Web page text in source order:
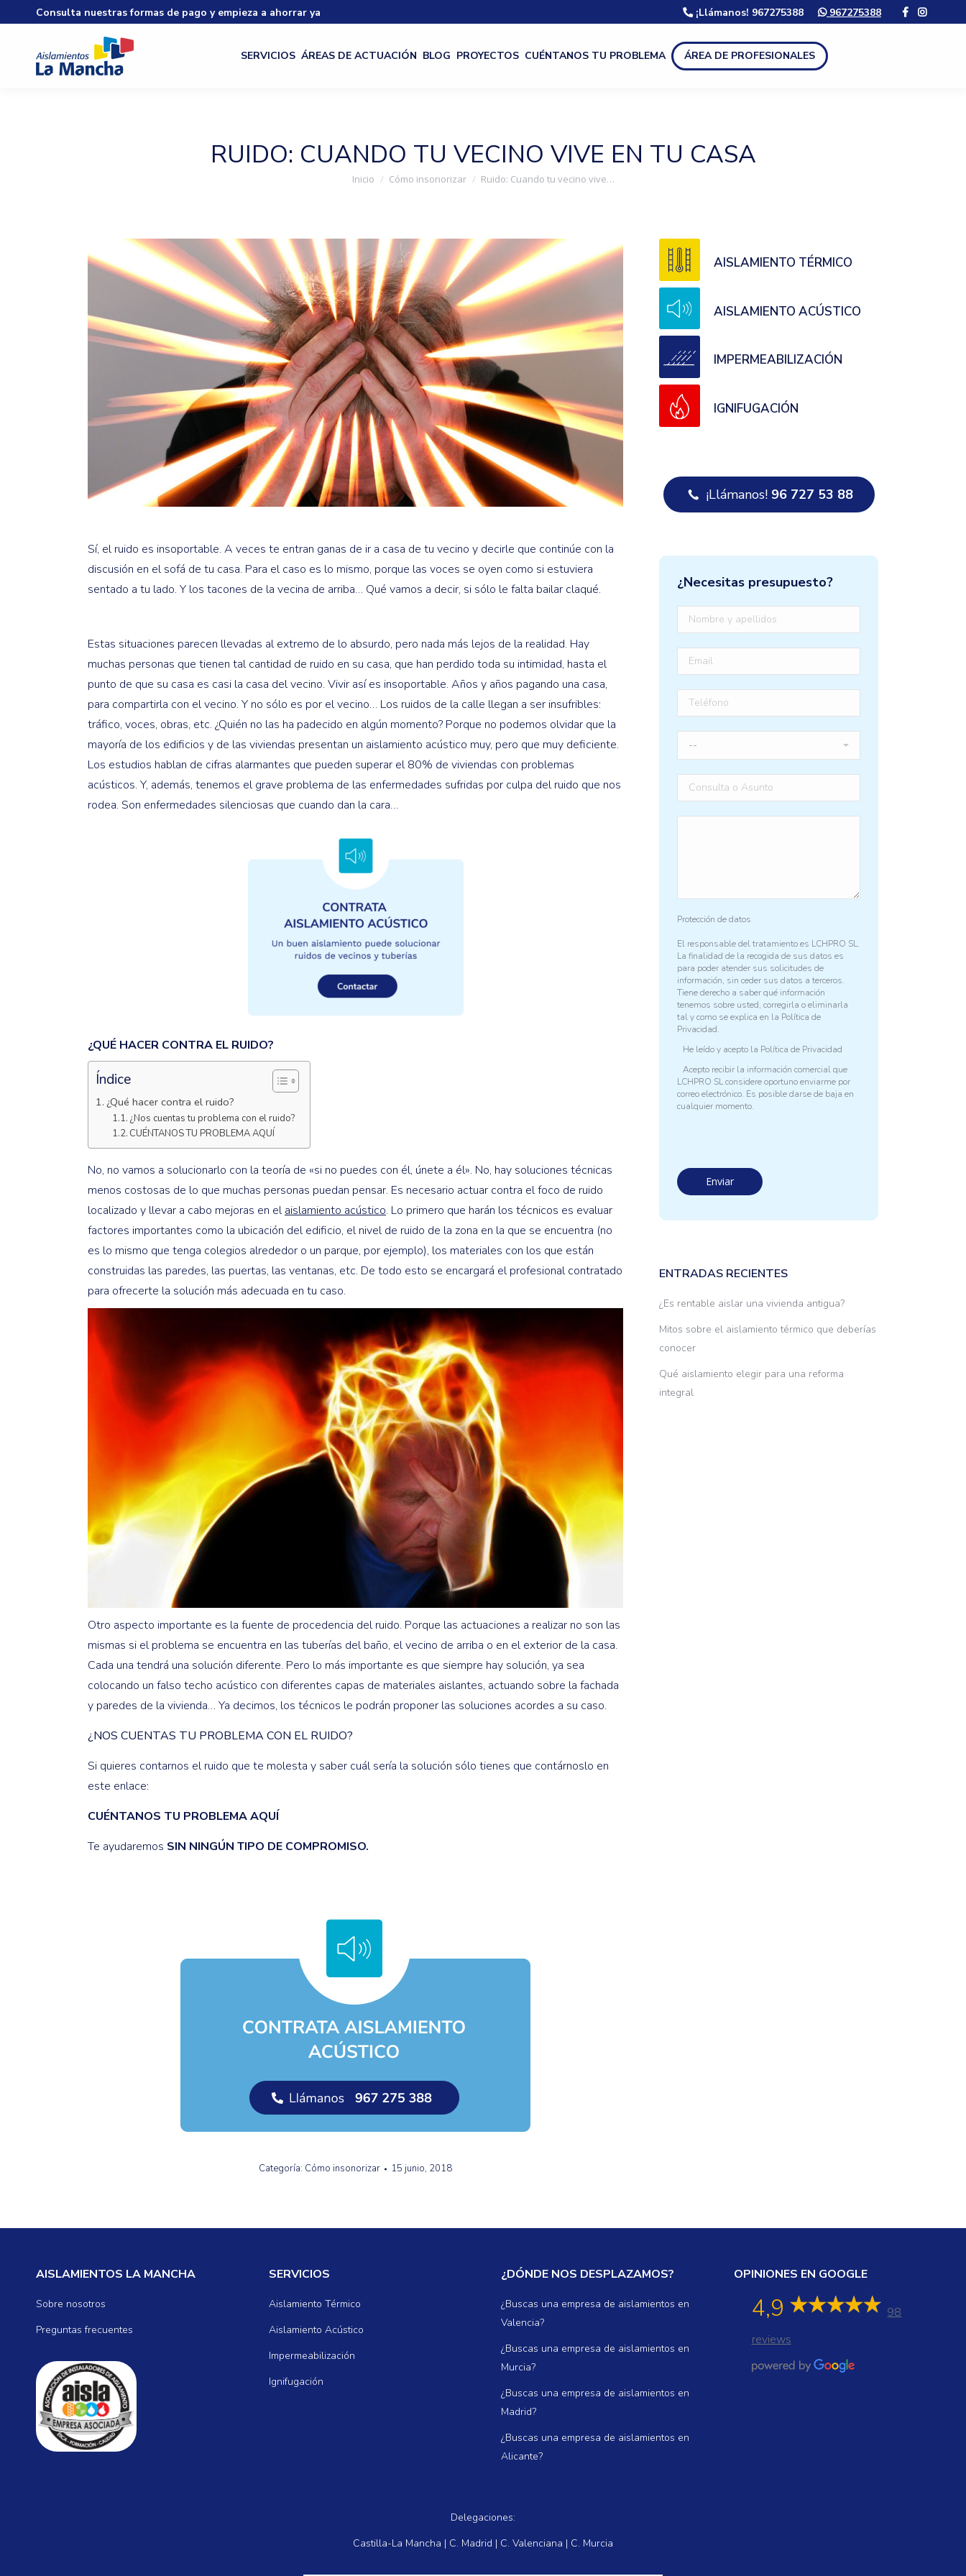
Consulta nuestras formas de pago y empieza a ahorrar ya ¡Llámanos! 967275388 967275388
SERVICIOS ÁREAS DE ACTUACIÓN BLOG PROYECTOS CUÉNTANOS TU PROBLEMA ÁREA DE PROFESIONALES
RUIDO: CUANDO TU VECINO VIVE EN TU CASA
Estás aquí:
Inicio Cómo insonorizar Ruido: Cuando tu vecino vive…
Sí, el ruido es insoportable. A veces te entran ganas de ir a casa de tu vecino y decirle que continúe con la
discusión en el sofá de tu casa. Para el caso es lo mismo, porque las voces se oyen como si estuviera
sentado a tu lado. Y los tacones de la vecina de arriba… Qué vamos a decir, si sólo le falta bailar claqué.
Estas situaciones parecen llevadas al extremo de lo absurdo, pero nada más lejos de la realidad. Hay
muchas personas que tienen tal cantidad de ruido en su casa, que han perdido toda su intimidad, hasta el
punto de que su casa es casi la casa del vecino. Vivir así es insoportable. Años y años pagando una casa,
para compartirla con el vecino. Y no sólo es por el vecino… Los ruidos de la calle llegan a ser insufribles:
tráfico, voces, obras, etc. ¿Quién no las ha padecido en algún momento? Porque no podemos olvidar que la
mayoría de los edificios y de las viviendas presentan un aislamiento acústico muy, pero que muy deficiente.
Los estudios hablan de cifras alarmantes que pueden superar el 80% de viviendas con problemas
acústicos. Y, además, tenemos el grave problema de las enfermedades sufridas por culpa del ruido que nos
rodea. Son enfermedades silenciosas que cuando dan la cara…
¿QUÉ HACER CONTRA EL RUIDO?
Índice
¿Qué hacer contra el ruido?
¿Nos cuentas tu problema con el ruido?
CUÉNTANOS TU PROBLEMA AQUÍ
No, no vamos a solucionarlo con la teoría de «si no puedes con él, únete a él». No, hay soluciones técnicas
menos costosas de lo que muchas personas puedan pensar. Es necesario actuar contra el foco de ruido
localizado y llevar a cabo mejoras en elaislamiento acústico. Lo primero que harán los técnicos es evaluar
factores importantes como la ubicación del edificio, el nivel de ruido de la zona en la que se encuentra (no
es lo mismo que tenga colegios alrededor o un parque, por ejemplo), los materiales con los que están
construidas las paredes, las puertas, las ventanas, etc. De todo esto se encargará el profesional contratado
para ofrecerte la solución más adecuada en tu caso.
Otro aspecto importante es la fuente de procedencia del ruido. Porque las actuaciones a realizar no son las
mismas si el problema se encuentra en las tuberías del baño, el vecino de arriba o en el exterior de la casa.
Cada una tendrá una solución diferente. Pero lo más importante es que siempre hay solución, ya sea
colocando un falso techo acústico con diferentes capas de materiales aislantes, actuando sobre la fachada
y paredes de la vivienda… Ya decimos, los técnicos le podrán proponer las soluciones acordes a su caso.
¿NOS CUENTAS TU PROBLEMA CON EL RUIDO?
Si quieres contarnos el ruido que te molesta y saber cuál sería la solución sólo tienes que contárnoslo en
este enlace:
CUÉNTANOS TU PROBLEMA AQUÍ
Te ayudaremos SIN NINGÚN TIPO DE COMPROMISO.
Categoría: Cómo insonorizar 15 junio, 2018
AISLAMIENTO TÉRMICO
AISLAMIENTO ACÚSTICO
IMPERMEABILIZACIÓN
IGNIFUGACIÓN
¡Llámanos! 96 727 53 88
¿Necesitas presupuesto?
Protección de datos
El responsable del tratamiento es LCHPRO SL.
La finalidad de la recogida de sus datos es
para poder atender sus solicitudes de
información, sin ceder sus datos a terceros.
Tiene derecho a saber qué información
tenemos sobre usted, corregirla o eliminarla
tal y como se explica en la Política de
Privacidad.
He leído y acepto la Política de Privacidad
Acepto recibir la información comercial que
LCHPRO SL considere oportuno enviarme por
correo electrónico. Es posible darse de baja en
cualquier momento.
ENTRADAS RECIENTES
¿Es rentable aislar una vivienda antigua?
Mitos sobre el aislamiento térmico que deberías
conocer
Qué aislamiento elegir para una reforma
integral
AISLAMIENTOS LA MANCHA
Sobre nosotros
Preguntas frecuentes
SERVICIOS
Aislamiento Térmico
Aislamiento Acústico
Impermeabilización
Ignifugación
¿DÓNDE NOS DESPLAZAMOS?
¿Buscas una empresa de aislamientos en
Valencia?
¿Buscas una empresa de aislamientos en
Murcia?
¿Buscas una empresa de aislamientos en
Madrid?
¿Buscas una empresa de aislamientos en
Alicante?
OPINIONES EN GOOGLE
4,9
98
reviews
Delegaciones:
Castilla-La Mancha | C. Madrid | C. Valenciana | C. Murcia